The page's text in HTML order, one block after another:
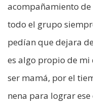
acompañamiento
todo el grupo
pedían que dejara
es algo propio de
ser mamá, por el
nena para lograr